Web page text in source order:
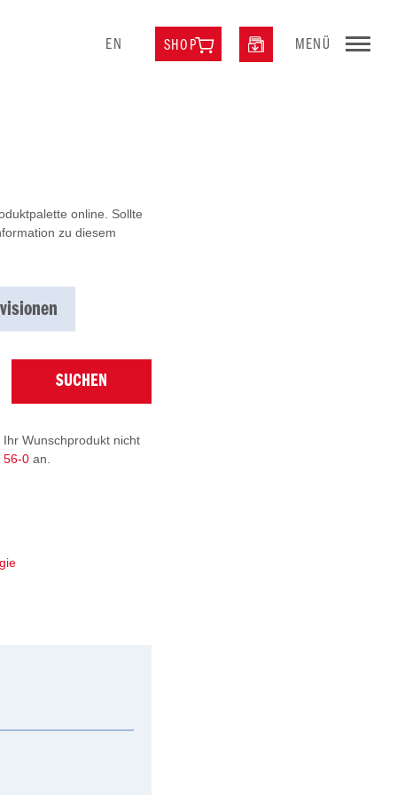
EN SHOP MENÜ
online. Sollte
zu diesem
SUCHEN
Wunschprodukt nicht
56-0 an.